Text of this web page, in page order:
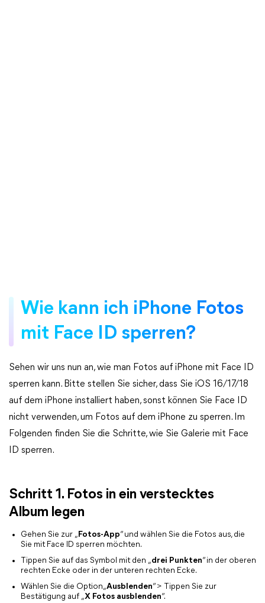
Wie kann ich iPhone Fotos
mit Face ID sperren?
Sehen wir uns nun an, wie man Fotos auf iPhone mit Face ID
sperren kann. Bitte stellen Sie sicher, dass Sie iOS 16/17/18
auf dem iPhone installiert haben, sonst können Sie Face ID
nicht verwenden, um Fotos auf dem iPhone zu sperren. Im
Folgenden finden Sie die Schritte, wie Sie Galerie mit Face
ID sperren.
Schritt 1. Fotos in ein verstecktes
Album legen
Gehen Sie zur „Fotos-App“ und wählen Sie die Fotos aus, die
Sie mit Face ID sperren möchten.
Tippen Sie auf das Symbol mit den „drei Punkten“ in der oberen
rechten Ecke oder in der unteren rechten Ecke.
Wählen Sie die Option„Ausblenden“ > Tippen Sie zur
Bestätigung auf „X Fotos ausblenden“.